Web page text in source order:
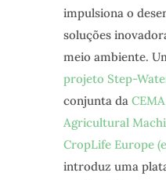
impulsiona o
soluções
meio ambiente.
projeto Step-
conjunta da
Agricultural
CropLife Europe
introduz uma